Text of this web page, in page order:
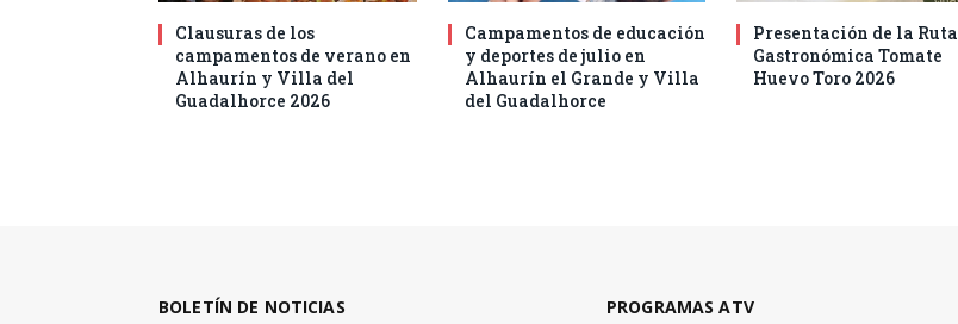
Clausuras de los
campamentos de verano en
Alhaurín y Villa del
Guadalhorce 2026
Campamentos de educación
y deportes de julio en
Alhaurín el Grande y Villa
del Guadalhorce
Presentación de la Ruta
Gastronómica Tomate
Huevo Toro 2026
BOLETÍN DE NOTICIAS PROGRAMAS ATV